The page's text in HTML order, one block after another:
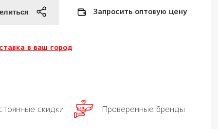
Запросить оптовую цену
в ваш город
скидки Проверенные бренды